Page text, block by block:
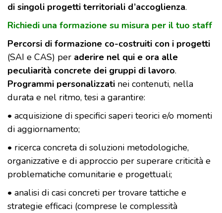
di singoli progetti territoriali d’accoglienza.
Richiedi una formazione su misura per il tuo staff
Percorsi di formazione co-costruiti con i progetti
(SAI e CAS) per aderire nel qui e ora alle
peculiarità concrete dei gruppi di lavoro.
Programmi personalizzati nei contenuti, nella
durata e nel ritmo, tesi a garantire:
• acquisizione di specifici saperi teorici e/o momenti
di aggiornamento;
• ricerca concreta di soluzioni metodologiche,
organizzative e di approccio per superare criticità e
problematiche comunitarie e progettuali;
• analisi di casi concreti per trovare tattiche e
strategie efficaci (comprese le complessità